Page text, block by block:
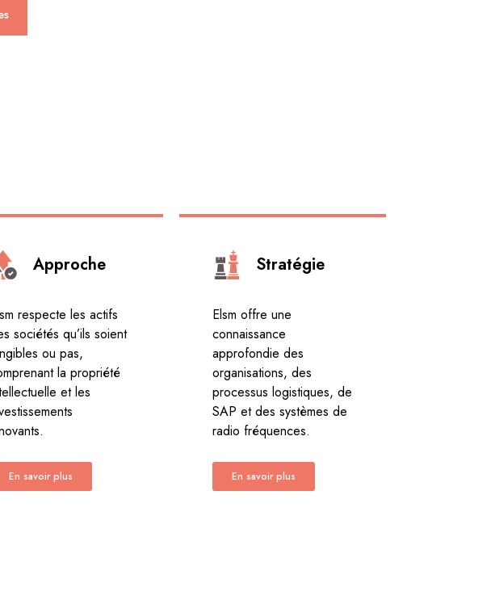
Approche
respecte les actifs
sociétés qu’ils soient
ou pas,
la propriété
et les
En savoir plus
Stratégie
Elsm offre une
connaissance
approfondie des
organisations, des
processus logistiques, de
SAP et des systèmes de
radio fréquences.
En savoir plus